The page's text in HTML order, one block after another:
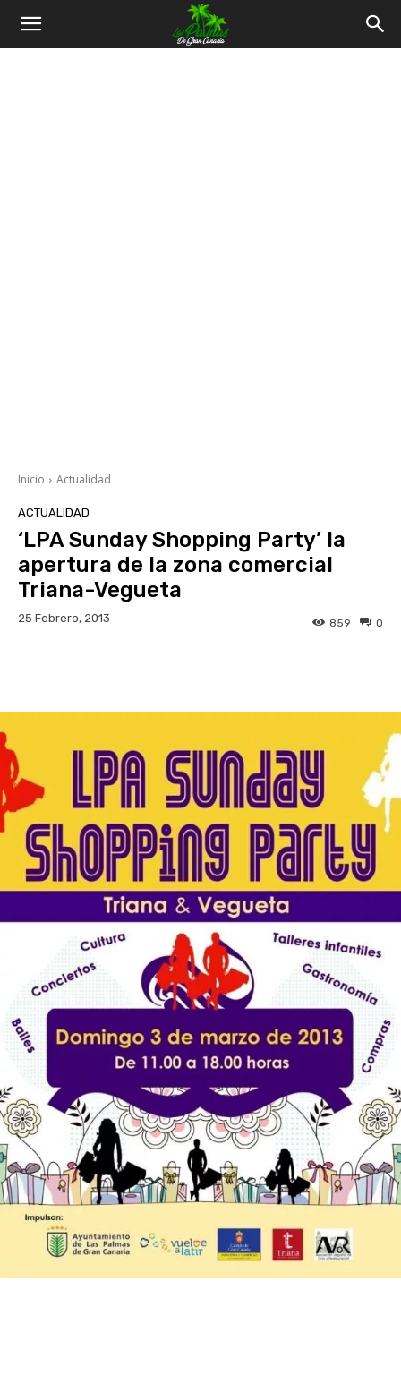
Inicio Actualidad
ACTUALIDAD
‘LPA Sunday Shopping Party’ la
apertura de la zona comercial
Triana-Vegueta
25 Febrero, 2013 0
859